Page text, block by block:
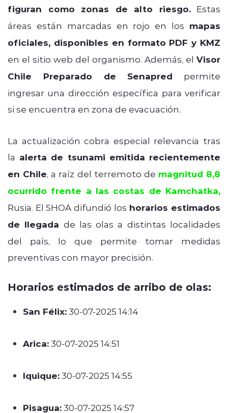
figuran como zonas de alto riesgo.Estas
áreas están marcadas en rojo en los mapas
oficiales, disponibles en formato PDF y KMZ
en el sitio web del organismo. Además, el Visor
Chile Preparado de Senapred permite
ingresar una dirección específica para verificar
si se encuentra en zona de evacuación.
La actualización cobra especial relevancia tras
la alerta de tsunami emitida recientemente
en Chile, a raíz del terremoto de magnitud 8,8
ocurrido frente a las costas de Kamchatka,
Rusia. El SHOA difundió los horarios estimados
de llegada de las olas a distintas localidades
del país, lo que permite tomar medidas
preventivas con mayor precisión.
Horarios estimados de arribo de olas:
San Félix:30-07-2025 14:14
Arica:30-07-2025 14:51
Iquique:30-07-2025 14:55
Pisagua:30-07-2025 14:57